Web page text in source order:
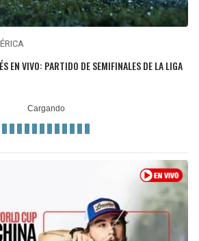
EN VIVO: PARTIDO DE SEMIFINALES DE LA LIGA